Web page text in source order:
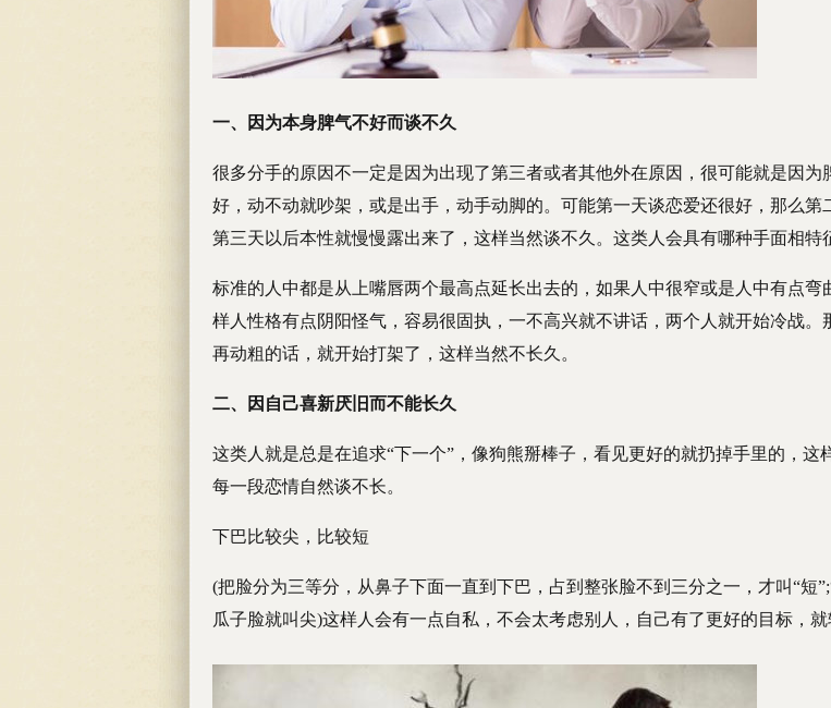
一、因为本身脾气不好而谈不久
很多分手的原因不一定是因为出现了第三者或者其他外在原因，很可能就是因为
好，动不动就吵架，或是出手，动手动脚的。可能第一天谈恋爱还很好，那么第
第三天以后本性就慢慢露出来了，这样当然谈不久。这类人会具有哪种手面相特
标准的人中都是从上嘴唇两个最高点延长出去的，如果人中很窄或是人中有点弯
样人性格有点阴阳怪气，容易很固执，一不高兴就不讲话，两个人就开始冷战。
再动粗的话，就开始打架了，这样当然不长久。
二、因自己喜新厌旧而不能长久
这类人就是总是在追求“下一个”，像狗熊掰棒子，看见更好的就扔掉手里的，这
每一段恋情自然谈不长。
下巴比较尖，比较短
(把脸分为三等分，从鼻子下面一直到下巴，占到整张脸不到三分之一，才叫“短
瓜子脸就叫尖)这样人会有一点自私，不会太考虑别人，自己有了更好的目标，就